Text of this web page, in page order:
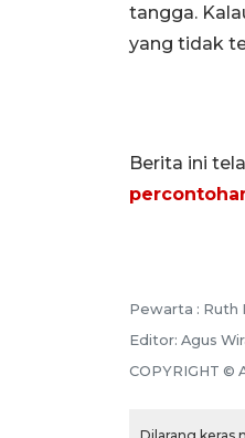
tangga.
yang tidak
Berita ini
Pewarta : Ruth
Editor: Agus
COPYRIGHT ©